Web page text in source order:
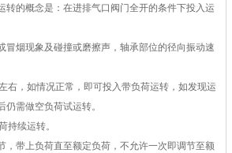
概念是：在进排气口阀门全开的条件下投入运
现象及碰撞或磨擦声，轴承部位的径向振动速
，如情况正常，即可投入带负荷运转，如发现运
需做空负荷试运转。
续运转。
上负荷直至额定负荷，不允许一次即调节至额